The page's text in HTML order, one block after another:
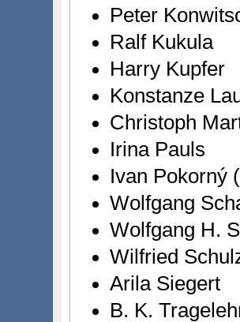
Peter
Ralf Kukula
Harry Kupfer
Konstanze
Christoph
Irina Pauls
Ivan Pokorný
Wolfgang
Wolfgang H.
Wilfried
Arila Siegert
B. K.